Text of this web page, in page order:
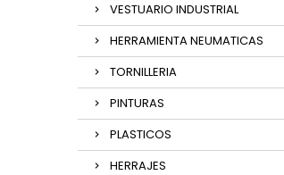
VESTUARIO INDUSTRIAL
HERRAMIENTA NEUMATICAS
TORNILLERIA
PINTURAS
PLASTICOS
HERRAJES